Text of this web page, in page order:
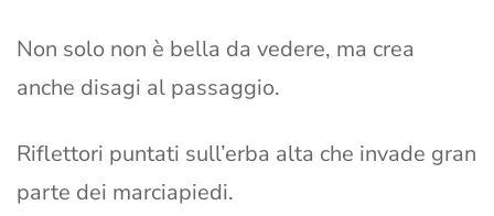
Non solo non è bella da vedere, ma crea
anche disagi al passaggio.
Riflettori puntati sull’erba alta che invade gran
parte dei marciapiedi.